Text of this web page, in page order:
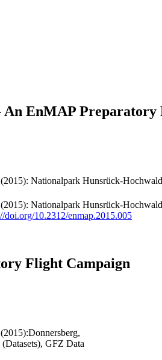
EnMAP
Nationalpark Hunsrück-
Nationalpark Hunsrück-
doi.org/10.2312/enmap.2015.005
Flight Campaign
GFZ Data